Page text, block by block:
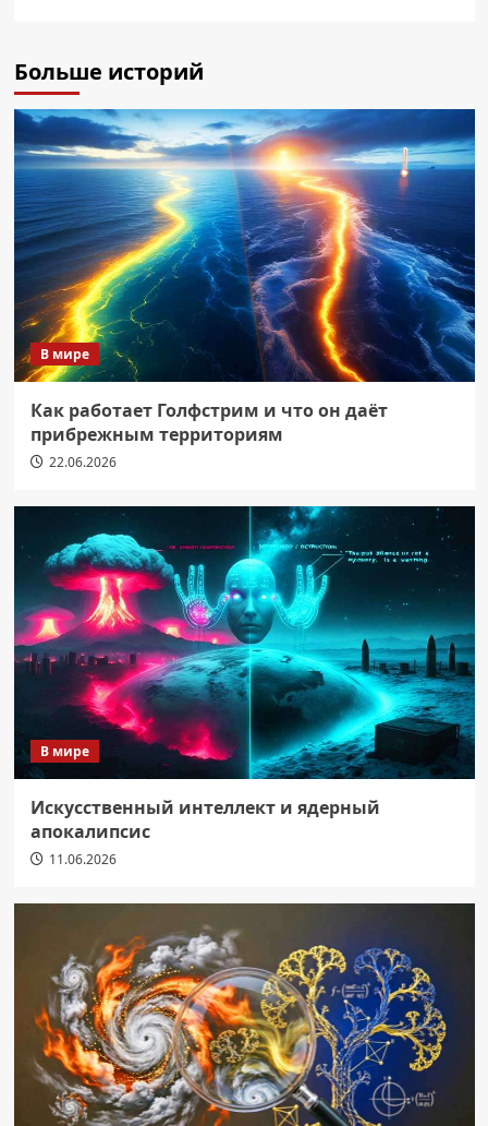
Больше историй
В мире
Как работает Голфстрим и что он даёт
прибрежным территориям
22.06.2026
В мире
Искусственный интеллект и ядерный
апокалипсис
11.06.2026